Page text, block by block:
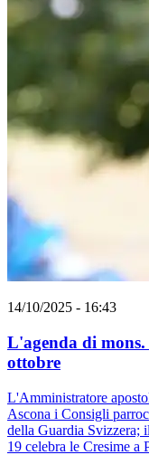
14/10/2025 - 16:43
L'agenda di
ottobre
L'Amministratore
Ascona i Consigli
della Guardia Svizzera;
19 celebra le Cresime a